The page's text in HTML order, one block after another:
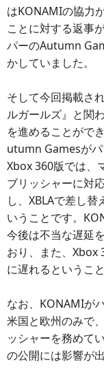
はKONAMIの協力
ことに対する返事
パーのAutumn
かしていました。
そして今回掲載さ
ルガールズ』と関
を進めることがで
utumn Gamesがパ
Xbox 360版では、
ブリッシャーに対
し、XBLAで差し
いうことです。
今後は不当な遅延
おり、また、Xbox
に遅れるというこ
なお、KONAMIが
米国と欧州のみで
ッシャーを務めて
の公開には影響が